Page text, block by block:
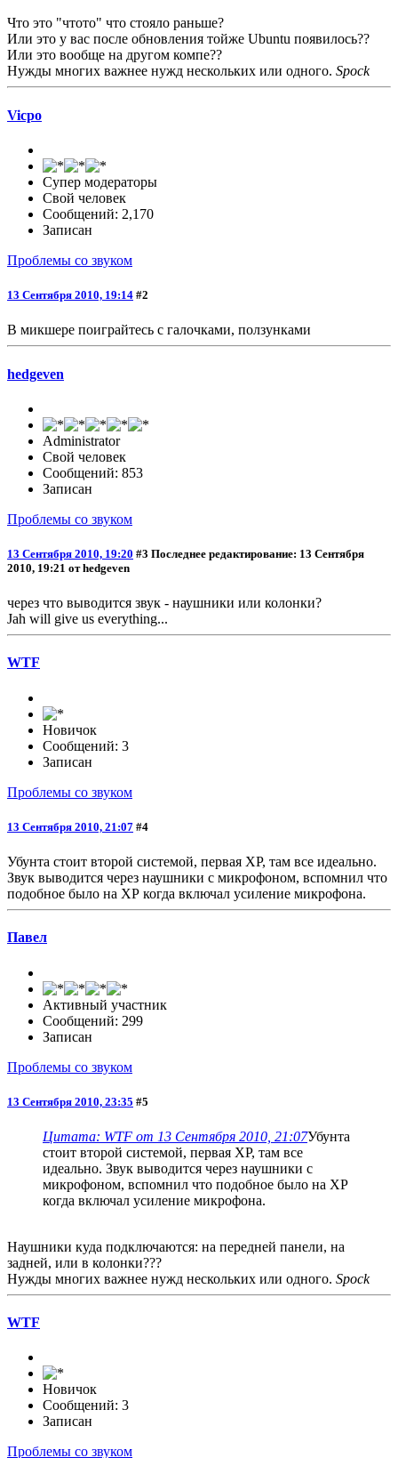
Что это "чтото" что стояло раньше?
Или это у вас после обновления тойже Ubuntu появилось??
Или это вообще на другом компе??
Нужды многих важнее нужд нескольких или одного. Spock
Vicpo
Супер модераторы
Свой человек
Сообщений: 2,170
Записан
Проблемы со звуком
13 Сентября 2010, 19:14 #2
В микшере поиграйтесь с галочками, ползунками
hedgeven
Administrator
Свой человек
Сообщений: 853
Записан
Проблемы со звуком
13 Сентября 2010, 19:20 #3 Последнее редактирование: 13 Сентября
2010, 19:21 от hedgeven
через что выводится звук - наушники или колонки?
Jah will give us everything...
WTF
Новичок
Сообщений: 3
Записан
Проблемы со звуком
13 Сентября 2010, 21:07 #4
Убунта стоит второй системой, первая ХР, там все идеально.
Звук выводится через наушники с микрофоном, вспомнил что
подобное было на ХР когда включал усиление микрофона.
Павел
Активный участник
Сообщений: 299
Записан
Проблемы со звуком
13 Сентября 2010, 23:35 #5
Цитата: WTF от 13 Сентября 2010, 21:07Убунта
стоит второй системой, первая ХР, там все
идеально. Звук выводится через наушники с
микрофоном, вспомнил что подобное было на ХР
когда включал усиление микрофона.
Наушники куда подключаются: на передней панели, на
задней, или в колонки???
Нужды многих важнее нужд нескольких или одного. Spock
WTF
Новичок
Сообщений: 3
Записан
Проблемы со звуком